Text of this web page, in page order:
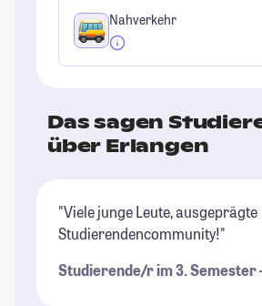
Nahverkehr
Das sagen
über Erlangen
"Viele junge Leute, ausgeprägte
Studierendencommunity!"
Studierende/r im 3. Semester